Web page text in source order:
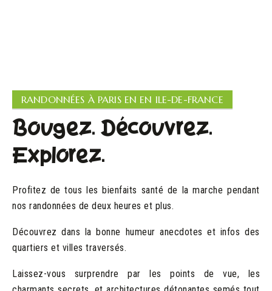
RANDONNÉES À PARIS EN EN ILE-DE-FRANCE
Bougez. Découvrez.
Explorez.
Profitez de tous les bienfaits santé de la marche pendant
nos randonnées de deux heures et plus.
Découvrez dans la bonne humeur anecdotes et infos des
quartiers et villes traversés.
Laissez-vous surprendre par les points de vue, les